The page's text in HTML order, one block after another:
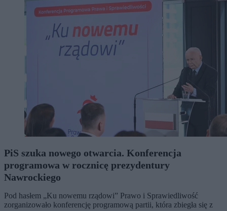
PiS szuka nowego otwarcia. Konferencja
programowa w rocznicę prezydentury
Nawrockiego
Pod hasłem „Ku nowemu rządowi” Prawo i Sprawiedliwość
zorganizowało konferencję programową partii, która zbiegła się z